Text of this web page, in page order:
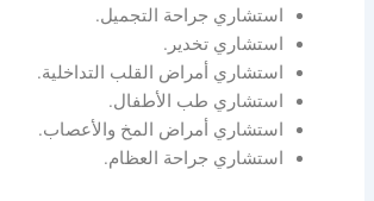
استشاري جراحة التجميل.
استشاري تخدير.
استشاري أمراض القلب التداخلية.
استشاري طب الأطفال.
استشاري أمراض المخ والأعصاب.
استشاري جراحة العظام.